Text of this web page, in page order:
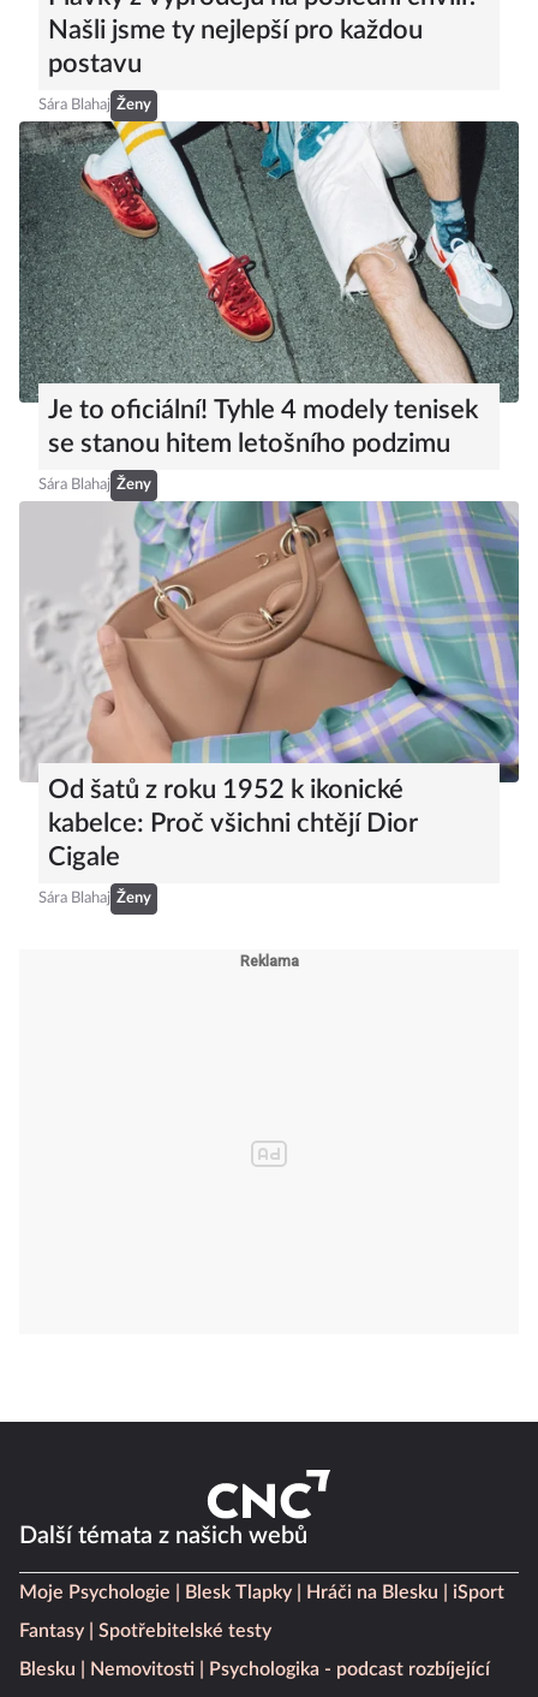
Našli jsme ty nejlepší pro každou
postavu
Sára Blahaj Ženy
Je to oficiální! Tyhle 4 modely tenisek
se stanou hitem letošního podzimu
Sára Blahaj Ženy
Od šatů z roku 1952 k ikonické
kabelce: Proč všichni chtějí Dior
Cigale
Sára Blahaj Ženy
Další témata z našich webů
Moje Psychologie Blesk Tlapky Hráči na Blesku
iSport
Fantasy
Spotřebitelské testy
Blesku
Nemovitosti
Psychologika - podcast rozbíjející